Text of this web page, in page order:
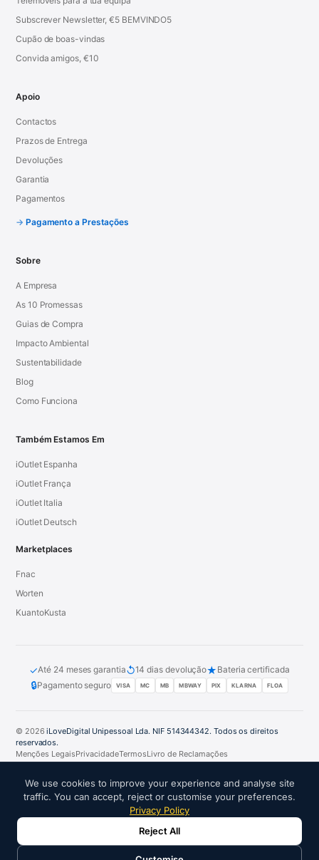
Subscrever Newsletter, €5 BEMVINDO5
Cupão de boas-vindas
Convida amigos, €10
Apoio
Contactos
Prazos de Entrega
Devoluções
Garantia
Pagamentos
Pagamento a Prestações
Sobre
A Empresa
As 10 Promessas
Guias de Compra
Impacto Ambiental
Sustentabilidade
Blog
Como Funciona
Também Estamos Em
iOutlet Espanha
iOutlet França
iOutlet Italia
iOutlet Deutsch
Marketplaces
Fnac
Worten
KuantoKusta
✓Até 24 meses garantia↺14 dias devolução★ Bateria certificada
🔒Pagamento seguro VISA MC MB MBWAY PIX KLARNA FLOA
© 2026iLoveDigital Unipessoal Lda. NIF 514344342. Todos os direitos
reservados.
Menções LegaisPrivacidadeTermosLivro de Reclamações
PT DE ES FR IT
We use cookies to improve your experience and analyse site
traffic. You can accept, reject or customise your preferences.
Privacy Policy
Reject All
PARCEIROS DE CONFIANÇA: